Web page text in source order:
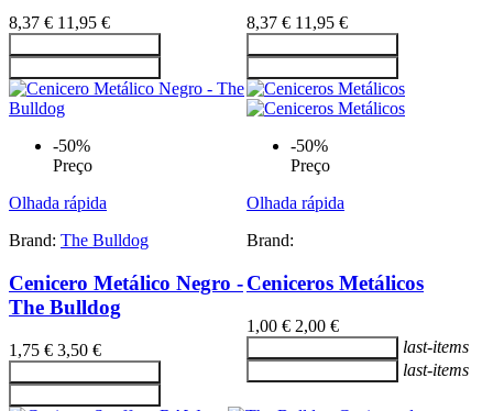
8,37 € 11,95 € 8,37 € 11,95 €
-50%
Preço
Olhada rápida
Brand: The Bulldog
Cenicero Metálico Negro -
The Bulldog
1,75 € 3,50 €
-50%
Preço
Olhada rápida
Brand:
Ceniceros Metálicos
1,00 € 2,00 €
last-items
last-items